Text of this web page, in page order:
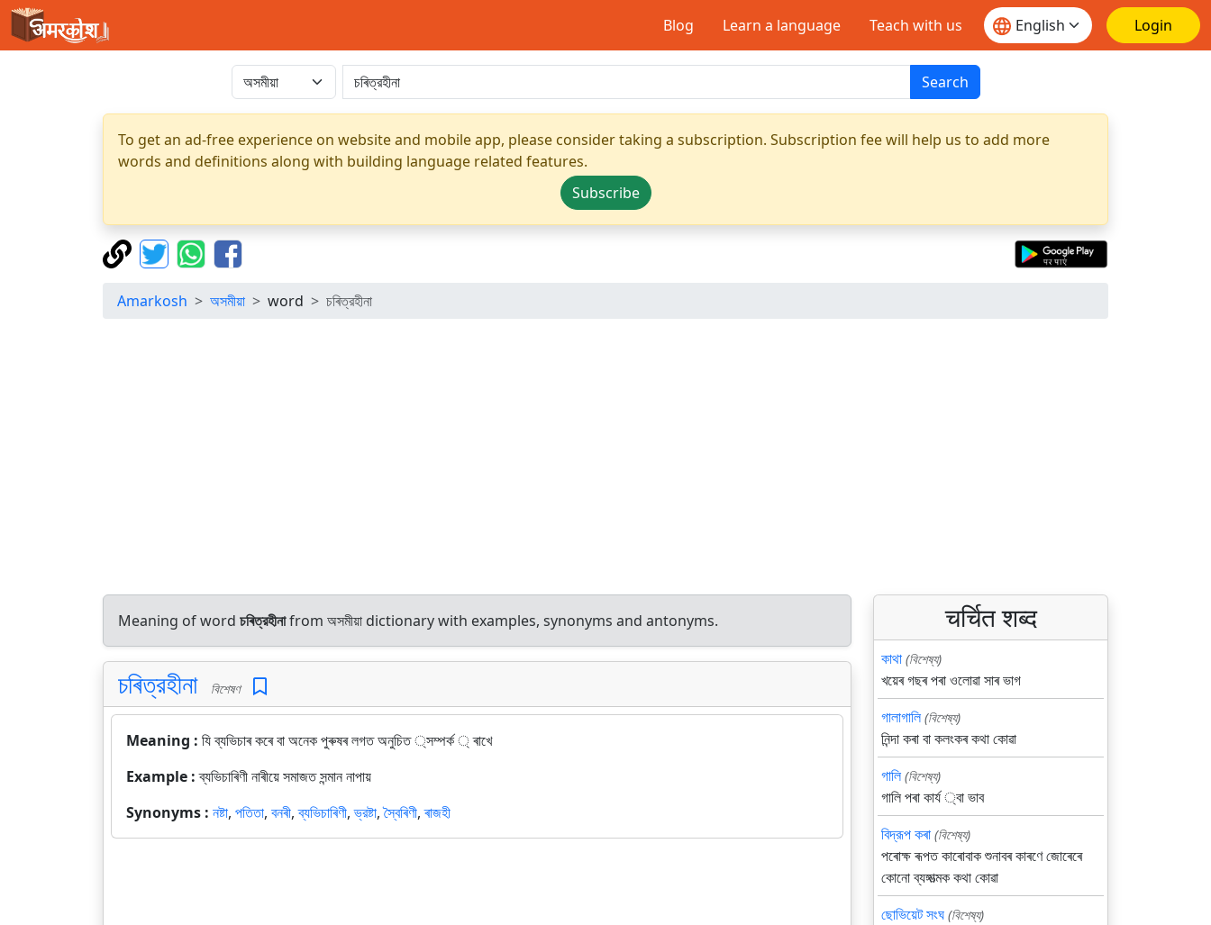
Blog Learn a language Teach with us Login
Search
To get an ad-free experience on website and mobile app, please consider taking a subscription. Subscription fee will help us to add more
words and definitions along with building language related features.
Subscribe
Amarkosh অসমীয়া word চৰিত্রহীনা
Meaning of word চৰিত্রহীনাfrom অসমীয়া dictionary with examples, synonyms and antonyms.
চৰিত্রহীনা বিশেষণ
Meaning : যি ব্যভিচাৰ কৰে বা অনেক পুৰুষৰ লগত অনুচিত ্সম্পর্ক ্ ৰাখে
Example :ব্যভিচাৰিণী নাৰীয়ে সমাজত সন্মান নাপায়
Synonyms : নষ্টা, পতিতা, বনৰী,ব্যভিচাৰিণী,ভ্রষ্টা,স্বৈৰিণী,ৰাজহী
चर्चित शब्द
কাথা (বিশেষ্য)
খয়েৰ গছৰ পৰা ওলোৱা সাৰ ভাগ
গালাগালি (বিশেষ্য)
নিন্দা কৰা বা কলংকৰ কথা কোৱা
গালি (বিশেষ্য)
গালি পৰা কার্য ্বা ভাব
বিদ্রূপ কৰা (বিশেষ্য)
পৰোক্ষ ৰূপত কাৰোবাক শুনাবৰ কাৰণে জোৰেৰে
কোনো ব্যঙ্গাত্মক কথা কোৱা
ছোভিয়েট সংঘ (বিশেষ্য)